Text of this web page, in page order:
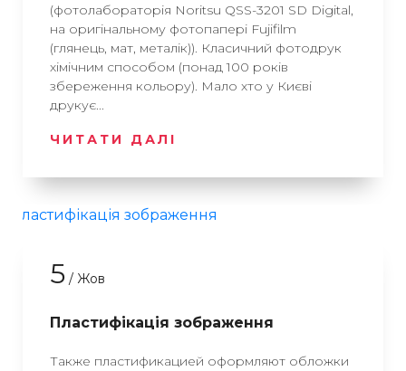
(фотолабораторія Noritsu QSS-3201 SD Digital,
на оригінальному фотопапері Fujifilm
(глянець, мат, металік)). Класичний фотодрук
хімічним способом (понад 100 років
збереження кольору). Мало хто у Києві
друкує...
ЧИТАТИ ДАЛІ
5 / Жов
Пластифікація зображення
Также пластификацией оформляют обложки